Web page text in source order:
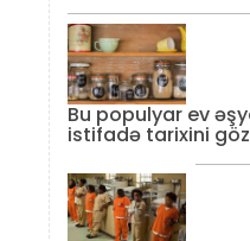
Bu populyar ev
istifadə tarixini